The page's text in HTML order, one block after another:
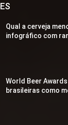
Qual a cerveja
infográfico com
World Beer
brasileiras como